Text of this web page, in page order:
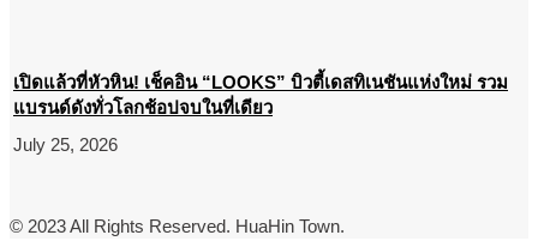
เปิดแล้วที่หัวหิน! เช็คอิน “LOOKS” บิวตี้เดสทิเนชันแห่งใหม่ รวม
แบรนด์ดังทั่วโลกช้อปจบในที่เดียว
July 25, 2026
© 2023 All Rights Reserved. HuaHin Town.